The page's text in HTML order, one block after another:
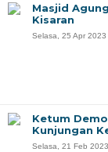
Masjid
Kisaran
Selasa, 25 Apr 2023
Ketum
Kunjungan
Selasa, 21 Feb